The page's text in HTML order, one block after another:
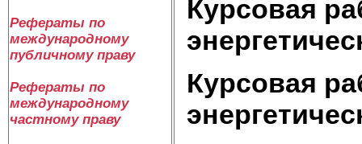
Рефераты по
международному
публичному праву
Рефераты по
международному
частному праву
Курсовая
Курсовая